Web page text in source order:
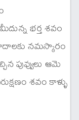
భర్త శవం
పాదాలకు నమస్కారం
పువ్వులు ఆమె
శవం కాళ్ళు